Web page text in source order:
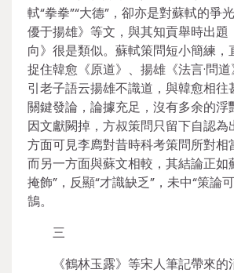
軾“拳拳”“大德”，卻亦是對蘇軾的爭
優于揚雄》等文，與其知貢舉時出題
向》很是類似。蘇軾策問短小簡練，
捉住韓愈《原道》、揚雄《法言·問
引老子語云揚雄不識道，與韓愈相往
關鍵發論，論據充足，沒有多余的浮
因文獻闕掉，方叔策問只留下自認為
方面可見李廌對昔時科考策問所對相
而另一方面與蘇文相較，其結論正如
掩飾”，反顯“才識缺乏”，未中“策論
鵠。
三
《鶴林玉露》等宋人筆記帶來